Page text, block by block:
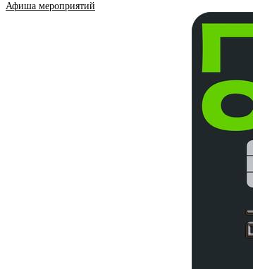
Афиша мероприятий